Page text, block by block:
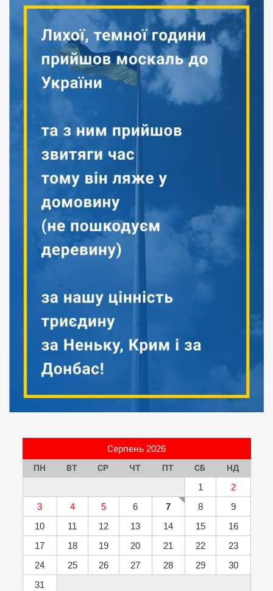
Серпень 2026
ПН ВТ СР ЧТ ПТ СБ НД
1
2
3
4 5 6 7 8
9
10
11 12 13 14 15
16
17
18 19 20 21 22
23
24
25 26 27 28 29
30
31